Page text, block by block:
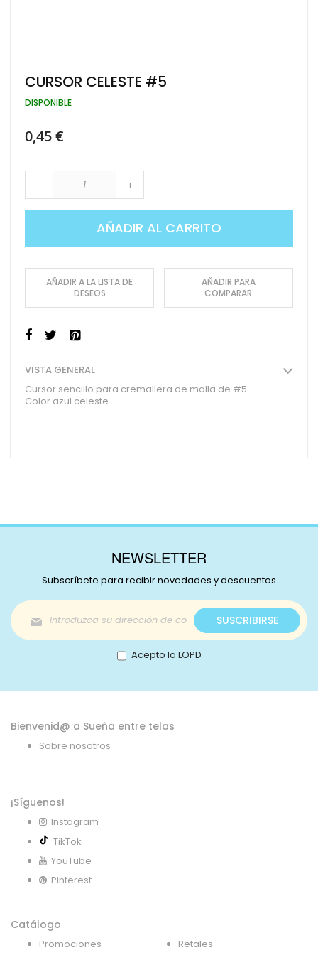
Saltar
al
comienzo
galería
CURSOR CELESTE #5
DISPONIBLE
0,45 €
- +
AÑADIR AL CARRITO
AÑADIR A LA LISTA DE
DESEOS
AÑADIR PARA
COMPARAR
VISTA GENERAL
Cursor sencillo para cremallera de malla de #5
Color azul celeste
NEWSLETTER
Subscríbete para recibir novedades y descuentos
Inscríbase
a
nuestro
boletín
de
SUSCRIBIRSE
Acepto la LOPD
Bienvenid@ a Sueña entre telas
Sobre nosotros
¡Síguenos!
Instagram
TikTok
YouTube
Pinterest
Catálogo
Promociones Retales